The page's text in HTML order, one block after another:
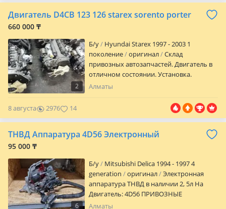
на проверку: Даю 3 дня на установку и
проверку с момента получения. Вы
сегодня. Доставка по РК и СНГ:
Оперативно отправим в любой регион
проверенными курьерскими службами.
Широкий выбор: В наличии также есть
блоки управления на другие модели —
Звоните или пишите! Отвечу на все
вопросы и помогу с оформлением
Двигатель D4CB 123 126 starex sorento porter
660 000 ₸
2
Б/y
Hyundai Starex 1997 - 2003 1
поколение
оригинал
Склад
привозных автозапчастей. Двигатель в
отличном состоянии. Установка.
Гарантия. Цены уточнять
Алматы
8 августа 2976 14
ТНВД Аппаратура 4D56 Электронный
95 000 ₸
6
Б/y
Mitsubishi Delica 1994 - 1997 4
generation
оригинал
Электронная
аппаратура ТНВД в наличии 2, 5л На
Двигатель: 4D56 ПРИВОЗНЫЕ
ПРОВЕРЕННЫЕ Делика, Паджеро
Алматы